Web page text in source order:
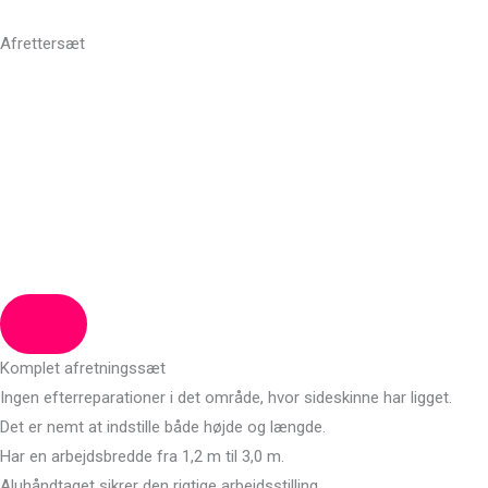
til
Afrettersæt
Komplet afretningssæt
Ingen efterreparationer i det område, hvor sideskinne har ligget.
Det er nemt at indstille både højde og længde.
Har en arbejdsbredde fra 1,2 m til 3,0 m.